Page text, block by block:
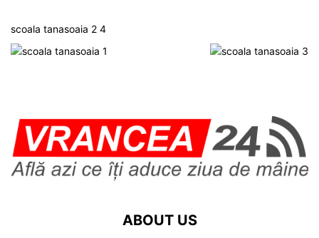
scoala tanasoaia 2 4
ABOUT US